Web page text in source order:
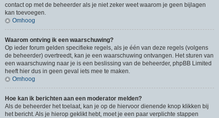
contact op met de beheerder als je niet zeker weet waarom je geen bijlagen
kan toevoegen.
Omhoog
Waarom ontving ik een waarschuwing?
Op ieder forum gelden specifieke regels, als je één van deze regels (volgens
de beheerder) overtreedt, kan je een waarschuwing ontvangen. Het sturen van
een waarschuwing naar je is een beslissing van de beheerder, phpBB Limited
heeft hier dus in geen geval iets mee te maken.
Omhoog
Hoe kan ik berichten aan een moderator melden?
Als de beheerder het toelaat, kan je op de hiervoor dienende knop klikken bij
het bericht. Als je hierop geklikt hebt, moet je een paar verplichte stappen